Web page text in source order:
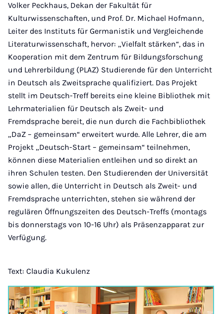
Volker Peckhaus, Dekan der Fakultät für
Kulturwissenschaften, und Prof. Dr. Michael Hofmann,
Leiter des Instituts für Germanistik und Vergleichende
Literaturwissenschaft, hervor: „Vielfalt stärken“, das in
Kooperation mit dem Zentrum für Bildungsforschung
und Lehrerbildung (PLAZ) Studierende für den Unterricht
in Deutsch als Zweitsprache qualifiziert. Das Projekt
stellt im Deutsch-Treff bereits eine kleine Bibliothek mit
Lehrmaterialien für Deutsch als Zweit- und
Fremdsprache bereit, die nun durch die Fachbibliothek
„DaZ – gemeinsam“ erweitert wurde. Alle Lehrer, die am
Projekt „Deutsch-Start – gemeinsam“ teilnehmen,
können diese Materialien entleihen und so direkt an
ihren Schulen testen. Den Studierenden der Universität
sowie allen, die Unterricht in Deutsch als Zweit- und
Fremdsprache unterrichten, stehen sie während der
regulären Öffnungszeiten des Deutsch-Treffs (montags
bis donnerstags von 10-16 Uhr) als Präsenzapparat zur
Verfügung.
Text: Claudia Kukulenz